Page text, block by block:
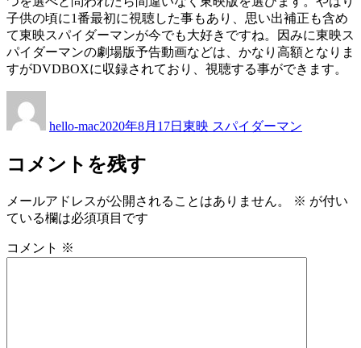
子供の頃に1番最初に視聴した事もあり、思い出補正も含め
て東映スパイダーマンが今でも大好きですね。因みに東映ス
パイダーマンの劇場版予告動画などは、かなり高額となりま
すがDVDBOXに収録されており、視聴する事ができます。
者
hello-mac日:
2020年8月17日ゴ
東映 スパイダーマン
コメントを残す
メールアドレスが公開されることはありません。 ※ が付い
ている欄は必須項目です
コメント ※